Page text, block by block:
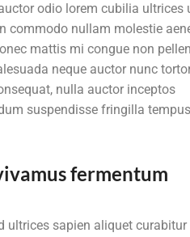
odio lorem cubilia ultrices
commodo nullam molestie
mattis mi congue non
neque auctor nunc
nulla auctor inceptos
suspendisse fringilla tempus
fermentum
ultrices sapien aliquet curabitur